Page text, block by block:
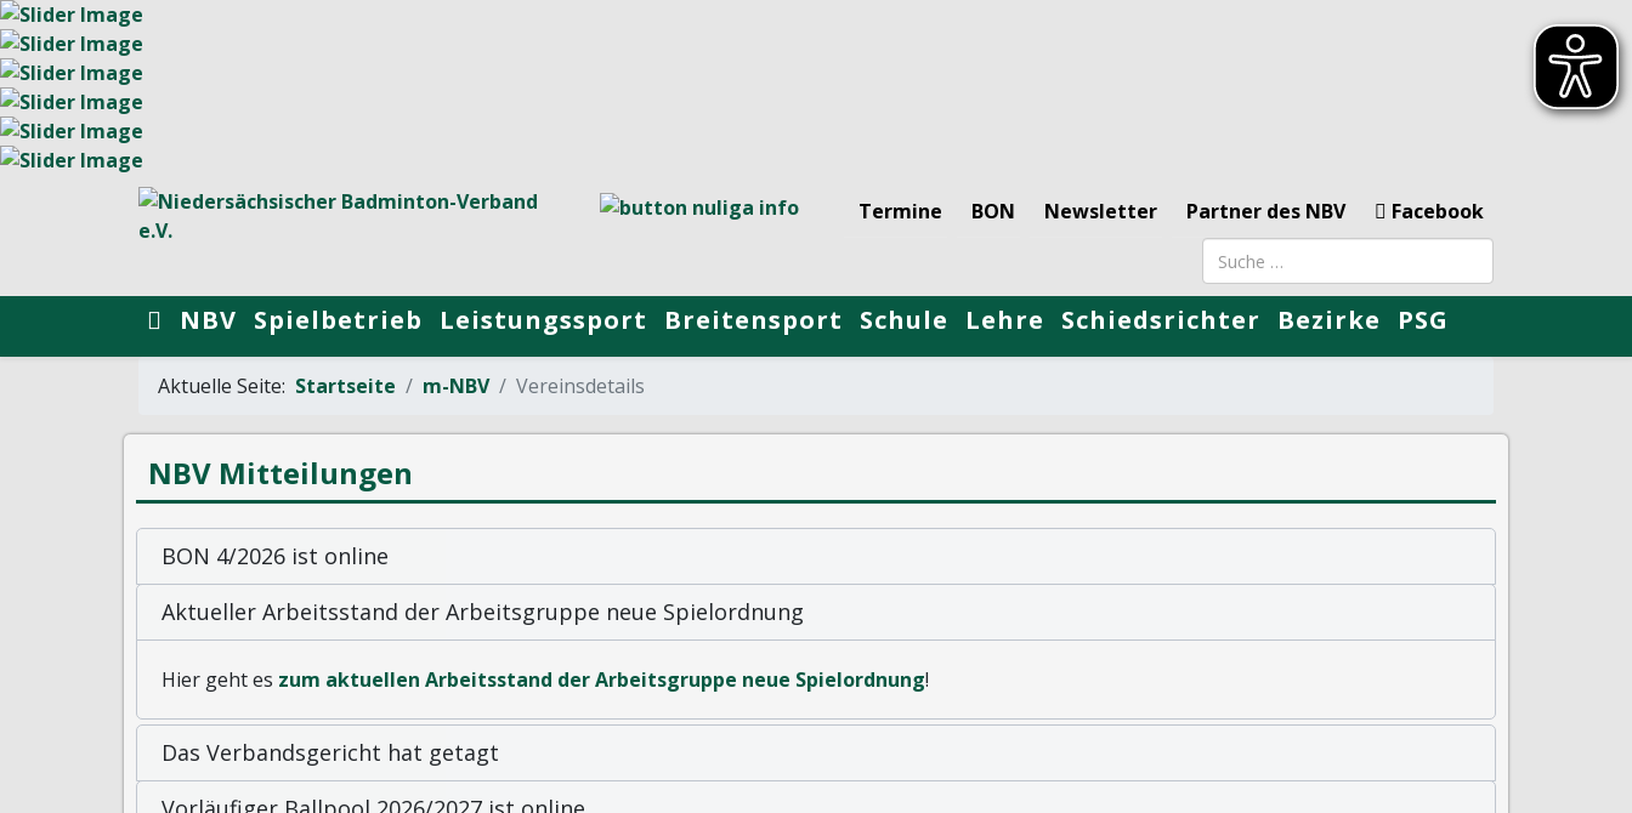
Termine BON Newsletter Partner des NBV
Facebook
Suchbegriff
NBV Spielbetrieb Leistungssport Breitensport Schule Lehre Schiedsrichter Bezirke PSG
Aktuelle Seite: Startseite m-NBV Vereinsdetails
NBV Mitteilungen
BON 4/2026 ist online
Aktueller Arbeitsstand der Arbeitsgruppe neue Spielordnung
Hier geht es zum aktuellen Arbeitsstand der Arbeitsgruppe neue Spielordnung!
Das Verbandsgericht hat getagt